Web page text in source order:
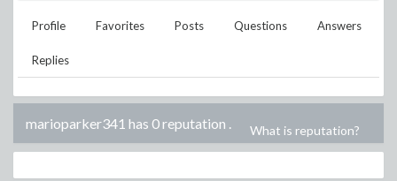
Profile Favorites Posts Questions Answers
Replies
marioparker341 has 0 reputation . What is reputation?